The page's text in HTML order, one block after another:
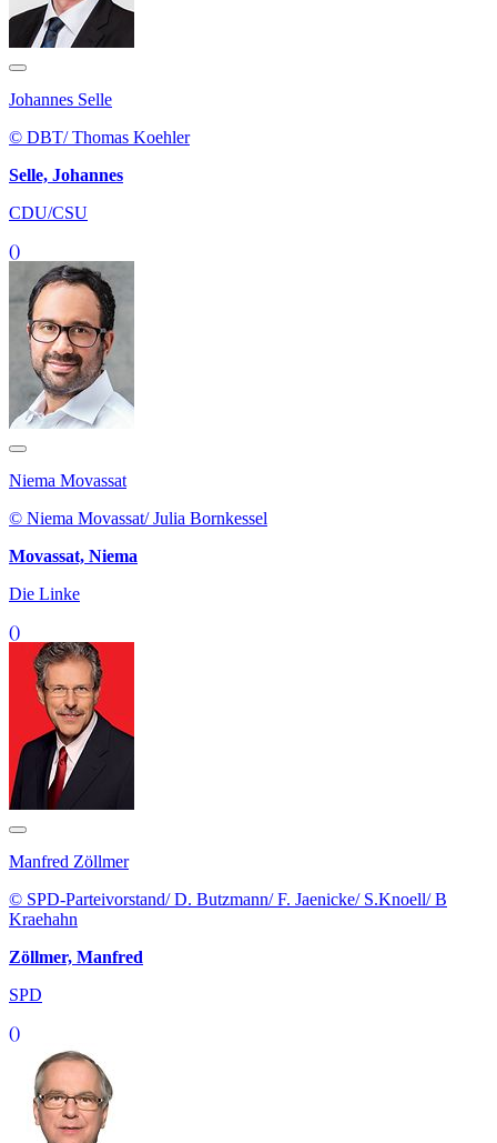
Johannes Selle
© DBT/ Thomas Koehler
Selle, Johannes
CDU/CSU
()
Niema Movassat
© Niema Movassat/ Julia Bornkessel
Movassat, Niema
Die Linke
()
Manfred Zöllmer
© SPD-Parteivorstand/ D. Butzmann/ F. Jaenicke/ S.Knoell/ B
Kraehahn
Zöllmer, Manfred
SPD
()